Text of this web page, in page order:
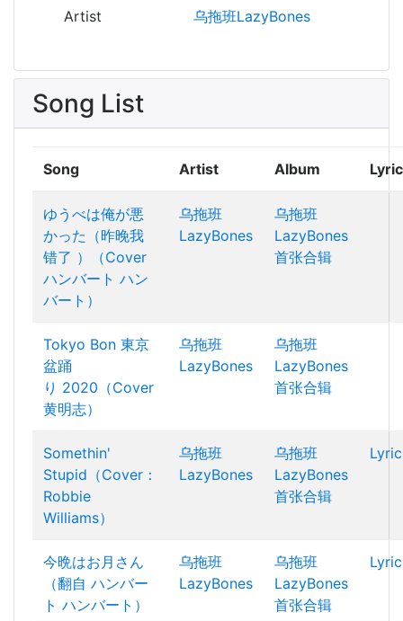
Artist 乌拖班LazyBones
Song List
Song Artist Album
ゆうべは俺が悪
かった（昨晚我
错了 ）（Cover
ハンバート ハン
バート）
乌拖班
LazyBones
乌拖班
LazyBones
首张合辑
Tokyo Bon 東京
盆踊
り 2020（Cover
黄明志）
乌拖班
LazyBones
乌拖班
LazyBones
首张合辑
Somethin'
Stupid（Cover：
Robbie
Williams）
乌拖班
LazyBones
乌拖班
LazyBones
首张合辑
今晩はお月さん
（翻自 ハンバー
ト ハンバート）
乌拖班
LazyBones
乌拖班
LazyBones
首张合辑